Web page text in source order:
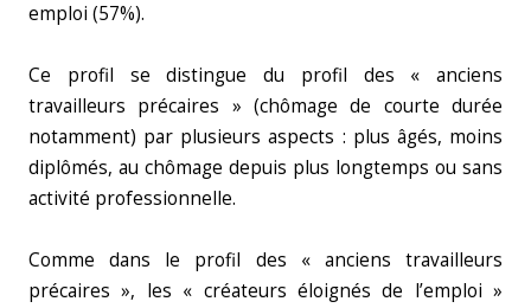
emploi (57%).
Ce profil se distingue du profil des « anciens
travailleurs précaires » (chômage de courte durée
notamment) par plusieurs aspects : plus âgés, moins
diplômés, au chômage depuis plus longtemps ou sans
activité professionnelle.
Comme dans le profil des « anciens travailleurs
précaires », les « créateurs éloignés de l’emploi »